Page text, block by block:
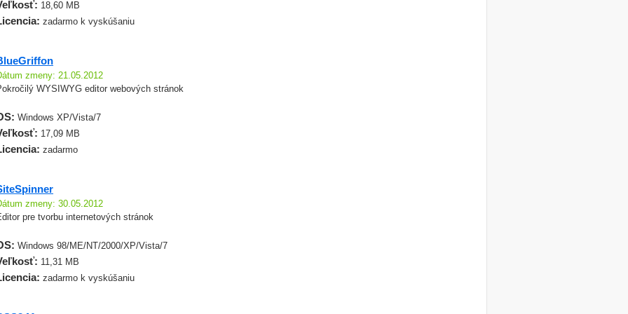
18,60 MB
zadarmo k vyskúšaniu
zmeny: 21.05.2012
WYSIWYG editor webových stránok
Windows XP/Vista/7
17,09 MB
zadarmo
zmeny: 30.05.2012
pre tvorbu internetových stránok
Windows 98/ME/NT/2000/XP/Vista/7
11,31 MB
zadarmo k vyskúšaniu